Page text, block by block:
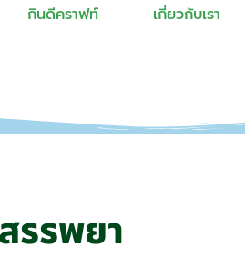
กินดีคราฟท์ เกี่ยวกับเรา
รรพยา